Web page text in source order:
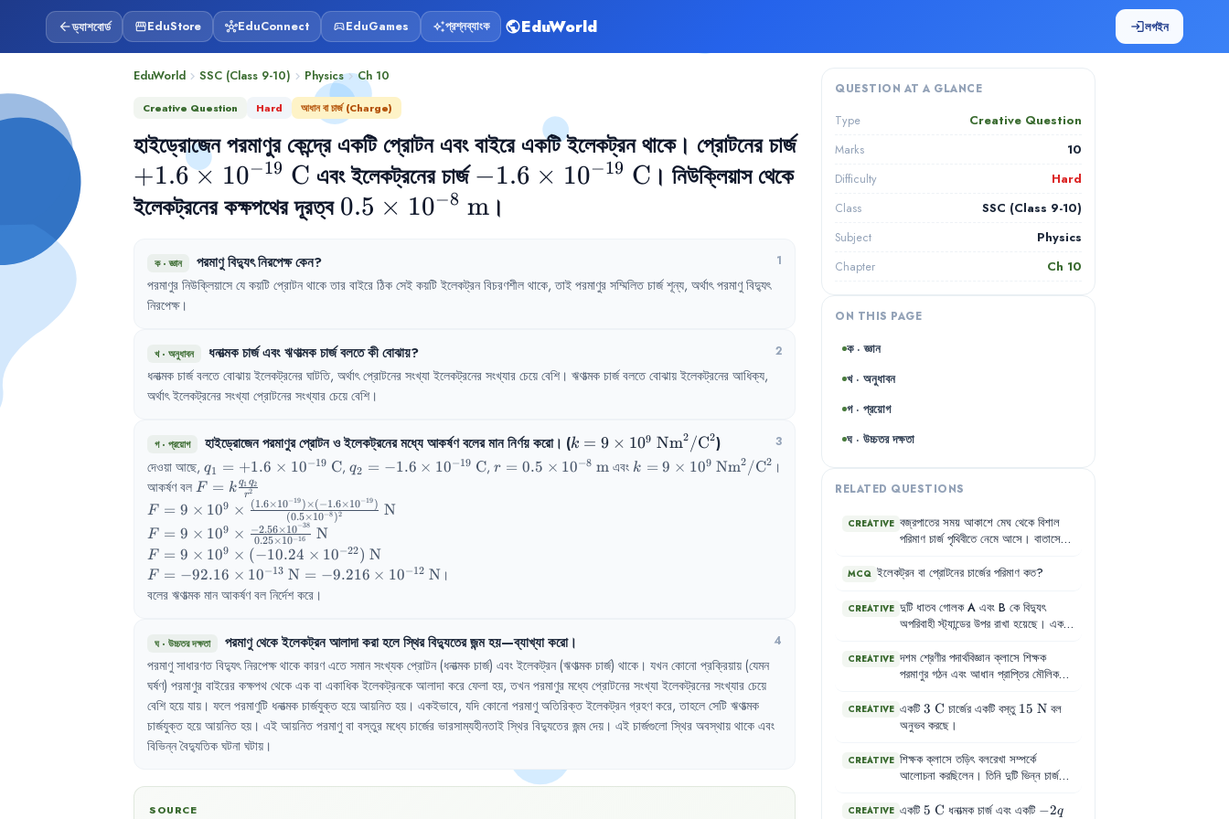
arrow_backড্যাশবোর্ড storefrontEduStore hubEduConnect sports_esportsEduGames auto_awesomeপ্রশ্নব্যাংক publicEduWorld loginলগইন
EduWorld chevron_right SSC (Class 9-10) chevron_right Physicschevron_rightCh 10
Creative Question Hard আধান বা চার্জ (Charge)
হাইড্রোজেন পরমাণুর কেন্দ্রে একটি প্রোটন এবং বাইরে একটি ইলেকট্রন থাকে। প্রোটনের চার্জ
+1.6 \times
10^{-19}\text{
+1.6 × 10−19 C এবং ইলেকট্রনের চার্জ -1.6 \times
10^{-19}\text{
−1.6 × 10−19 C । নিউক্লিয়াস থেকে
ইলেকট্রনের কক্ষপথের দূরত্ব 0.5 \times
0.5 × 10−8 m।
ক·জ্ঞান পরমাণুবিদ্যুৎনিরপেক্ষকেন? 1
পরমাণুর নিউক্লিয়াসে যে কয়টি প্রোটন থাকে তার বাইরে ঠিক সেই কয়টি ইলেকট্রন বিচরণশীল থাকে, তাই পরমাণুর সম্মিলিত চার্জ শূন্য, অর্থাৎ পরমাণু বিদ্যুৎ
নিরপেক্ষ।
খ· অনুধাবন ধনাত্মকচার্জএবংঋণাত্মকচার্জবলতেকীবোঝায়? 2
ধনাত্মক চার্জ বলতে বোঝায় ইলেকট্রনের ঘাটতি, অর্থাৎ প্রোটনের সংখ্যা ইলেকট্রনের সংখ্যার চেয়ে বেশি। ঋণাত্মক চার্জ বলতে বোঝায় ইলেকট্রনের আধিক্য,
অর্থাৎ ইলেকট্রনের সংখ্যা প্রোটনের সংখ্যার চেয়ে বেশি।
গ· প্রয়োগ হাইড্রোজেন পরমাণুর প্রোটন ও ইলেকট্রনের মধ্যে আকর্ষণ বলের মান নির্ণয় করো। (k = 9 \times 10^9
\text{
k = 9 × 109 Nm2 /C2) 3
দেওয়া আছে, q_1 = +1.6
\times
10^{-19}\text{
C}
q1 = +1.6 × 10−19 C, q_2 = -1.6
10^{-19}\text{
q2 = −1.6 × 10−19 C, r = 0.5 \times
r = 0.5 × 10−8 m এবং k = 9 \times 10^9
k = 9 × 109 Nm2 /C2 ।
আকর্ষণ বল F = k
\frac{q_1
q_2}
{r^2}
F = k r2
q1 q2
F = 9 \times 10^9
\times \frac{(1.6
\times 10^{-19})
\times (-1.6 \times
10^{-19})}{(0.5
\times
F = 9 × 109 × (0.5×10−8 )2
(1.6×10− 19 ) ×(−1.6×10− 19 ) N
F = 9 \times
10^9 \times
\frac{-2.56
\times
10^{-38}}{0.25
10^{-16}}\text{
N}
F = 9 × 109 × 0.25×10− 16
−2.56×10−38
N
F = 9 \times
10^9 \times
(-10.24 \times
F = 9 × 109 × (−10.24 × 10−22) N
F = -92.16
\times
\times
10^{-12}\text{
N}
F = −92.16 × 10−13 N = −9.216 × 10−12 N ।
বলের ঋণাত্মক মান আকর্ষণ বল নির্দেশ করে।
ঘ· উচ্চতর দক্ষতা পরমাণুথেকেইলেকট্রনআলাদাকরাহলেস্থিরবিদ্যুতেরজন্মহয়—ব্যাখ্যাকরো। 4
পরমাণু সাধারণত বিদ্যুৎ নিরপেক্ষ থাকে কারণ এতে সমান সংখ্যক প্রোটন (ধনাত্মক চার্জ) এবং ইলেকট্রন (ঋণাত্মক চার্জ) থাকে । যখন কোনো প্রক্রিয়ায় (যেমন
ঘর্ষণ) পরমাণুর বাইরের কক্ষপথ থেকে এক বা একাধিক ইলেকট্রনকে আলাদা করে ফেলা হয়, তখন পরমাণুর মধ্যে প্রোটনের সংখ্যা ইলেকট্রনের সংখ্যার চেয়ে
বেশি হয়ে যায় । ফলে পরমাণুটি ধনাত্মক চার্জযুক্ত হয়ে আয়নিত হয় । একইভাবে, যদি কোনো পরমাণু অতিরিক্ত ইলেকট্রন গ্রহণ করে, তাহলে সেটি ঋণাত্মক
চার্জযুক্ত হয়ে আয়নিত হয় । এই আয়নিত পরমাণু বা বস্তুর মধ্যে চার্জের ভারসাম্যহীনতাই স্থির বিদ্যুতের জন্ম দেয় । এই চার্জগুলো স্থির অবস্থায় থাকে এবং
বিভিন্ন বৈদ্যুতিক ঘটনা ঘটায় ।
SOURCE
QUESTION AT A GLANCE
Type Creative Question
Marks 10
Difficulty Hard
Class SSC (Class 9-10)
Subject Physics
Chapter Ch 10
ON THIS PAGE
ক · জ্ঞান
খ · অনুধাবন
গ · প্রয়োগ
ঘ · উচ্চতর দক্ষতা
RELATED QUESTIONS
CREATIVE বজ্রপাতের সময় আকাশে মেঘ থেকে বিশাল
পরিমাণ চার্জ পৃথিবীতে নেমে আসে । বাতাসের
আয়নিত করে ফেলে, তখন সেখানে প্রচণ্ড
পরিমাণ চার্জ যেখানে হাজির হয়, সেখানে
ভয়ংকর ক্ষতি হতে পারে।
MCQ ইলেকট্রন বা প্রোটনের চার্জের পরিমাণ কত?
CREATIVE দুটি ধাতব গোলক A এবং B কে বিদ্যুৎ
অপরিবাহী স্ট্যান্ডের উপর রাখা হয়েছে । একটি
এর কাছে আনা হলো, কিন্তু স্পর্শ করানো
হলো না । এরপর গোলক Aএবং Bকে স্পর্শ
CREATIVE দশম শ্রেণীর পদার্থবিজ্ঞান ক্লাসে শিক্ষক
পরমাণুর গঠন এবং আধান প্রাপ্তির মৌলিক
পরমাণুর কেন্দ্রে প্রোটন ও নিউট্রন থাকে এবং
বাইরে ইলেকট্রন
CREATIVE একটি 3\text{
C}
3 C চার্জের একটি বস্তু 15\text{
15 N বল
অনুভব করছে।
CREATIVE শিক্ষক ক্লাসে তড়িৎ বলরেখা সম্পর্কে
আলোচনা করছিলেন । তিনি দুটি ভিন্ন চার্জ
একটি ধনাত্মক ও একটি ঋণাত্মক চার্জ এবং
CREATIVE একটি 5\text{
5 C ধনাত্মক চার্জ এবং একটি -2q
−2q